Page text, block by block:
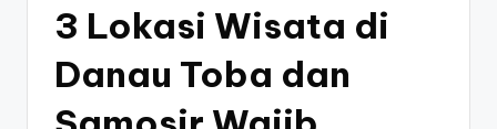
3 Lokasi Wisata di
Danau Toba dan